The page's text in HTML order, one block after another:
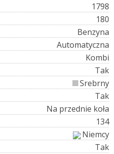
1798
180
Benzyna
Automatyczna
Kombi
Tak
Srebrny
Tak
Na przednie koła
134
Niemcy
Tak